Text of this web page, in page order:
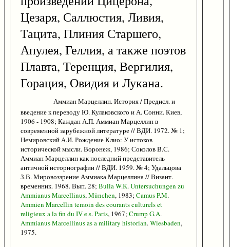
Цезаря, Саллюстия, Ливия,
Тацита, Плиния Старшего,
Апулея, Геллия, а также поэтов
Плавта, Теренция, Вергилия,
Горация, Овидия и Лукана.
Аммиан Марцеллин. История / Предисл. и
введение к переводу Ю. Кулаковского и А. Сонни. Киев,
1906 - 1908; Каждан А.П. Аммиан Марцеллин в
современной зарубежной литературе // ВДИ. 1972. № 1;
Немировский А.И. Рождение Клио: У истоков
исторической мысли. Воронеж, 1986; Соколов В.С.
Аммиан Марцеллин как последний представитель
античной историографии // ВДИ. 1959. № 4; Удальцова
З.В. Мировоззрение Аммиака Марцеллина // Визант.
временник. 1968. Вып. 28; BullaW.K.Untersuchungen zu
AmmianusMarcellinus,München, 1983; CamusP.M.
Ammien Marcellin temoin descourantsculturelset
religieux alafin du IVe.s.Paris, 1967; Crump G.A.
AmmianusMarcellinusasamilitary historian.Wiesbaden,
1975.